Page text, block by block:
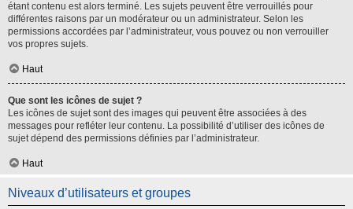
étant contenu est alors terminé. Les sujets peuvent être verrouillés pour
différentes raisons par un modérateur ou un administrateur. Selon les
permissions accordées par l’administrateur, vous pouvez ou non verrouiller
vos propres sujets.
Haut
Que sont les icônes de sujet ?
Les icônes de sujet sont des images qui peuvent être associées à des
messages pour refléter leur contenu. La possibilité d’utiliser des icônes de
sujet dépend des permissions définies par l’administrateur.
Haut
Niveaux d’utilisateurs et groupes